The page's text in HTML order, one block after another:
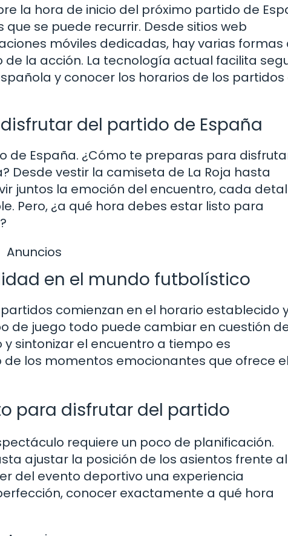
la hora de inicio del próximo partido de
se puede recurrir. Desde sitios web
móviles dedicadas, hay varias formas
la acción. La tecnología actual facilita
y conocer los horarios de los partidos
del partido de España
de España. ¿Cómo te preparas para
Desde vestir la camiseta de La Roja hasta
juntos la emoción del encuentro, cada
Pero, ¿a qué hora debes estar listo para
Anuncios
en el mundo futbolístico
comienzan en el horario establecido
de juego todo puede cambiar en cuestión
sintonizar el encuentro a tiempo es
los momentos emocionantes que ofrece el
para disfrutar del partido
requiere un poco de planificación.
ajustar la posición de los asientos frente al
del evento deportivo una experiencia
conocer exactamente a qué hora